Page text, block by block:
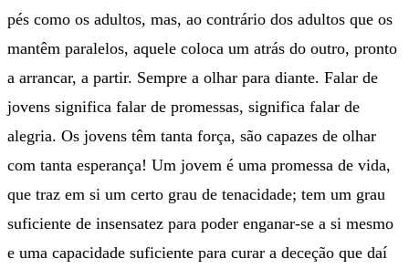
pés como os adultos, mas, ao contrário dos adultos que os
mantêm paralelos, aquele coloca um atrás do outro, pronto
a arrancar, a partir. Sempre a olhar para diante. Falar de
jovens significa falar de promessas, significa falar de
alegria. Os jovens têm tanta força, são capazes de olhar
com tanta esperança! Um jovem é uma promessa de vida,
que traz em si um certo grau de tenacidade; tem um grau
suficiente de insensatez para poder enganar-se a si mesmo
e uma capacidade suficiente para curar a deceção que daí